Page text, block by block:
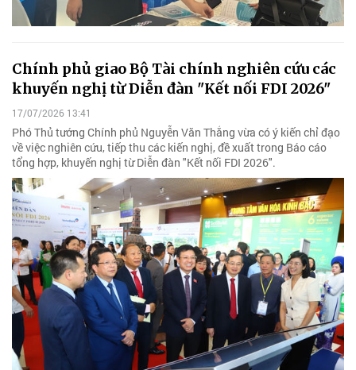
Chính phủ giao Bộ Tài chính nghiên cứu các
khuyến nghị từ Diễn đàn "Kết nối FDI 2026"
17/07/2026 13:41
Phó Thủ tướng Chính phủ Nguyễn Văn Thắng vừa có ý kiến chỉ đạo
về việc nghiên cứu, tiếp thu các kiến nghị, đề xuất trong Báo cáo
tổng hợp, khuyến nghị từ Diễn đàn "Kết nối FDI 2026".